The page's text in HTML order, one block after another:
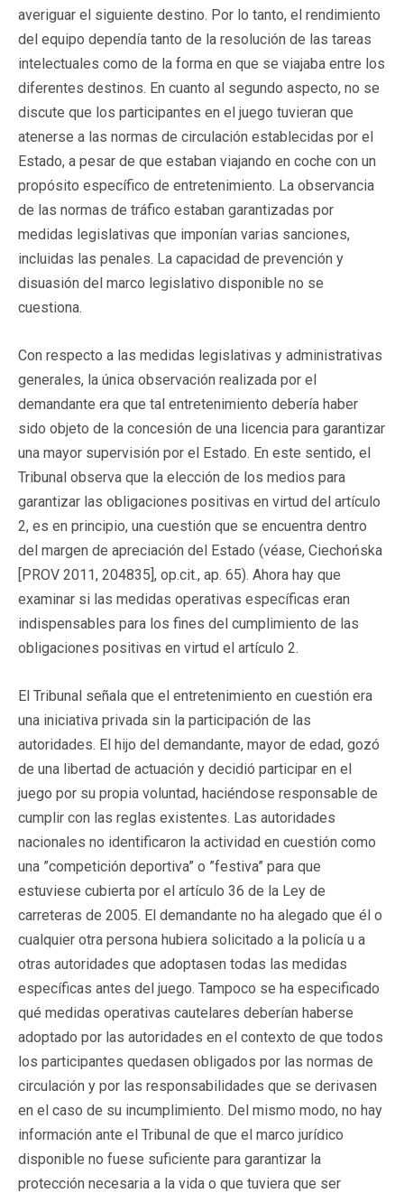
averiguar el siguiente destino. Por lo tanto, el rendimiento
del equipo dependía tanto de la resolución de las tareas
intelectuales como de la forma en que se viajaba entre los
diferentes destinos. En cuanto al segundo aspecto, no se
discute que los participantes en el juego tuvieran que
atenerse a las normas de circulación establecidas por el
Estado, a pesar de que estaban viajando en coche con un
propósito específico de entretenimiento. La observancia
de las normas de tráfico estaban garantizadas por
medidas legislativas que imponían varias sanciones,
incluidas las penales. La capacidad de prevención y
disuasión del marco legislativo disponible no se
cuestiona.
Con respecto a las medidas legislativas y administrativas
generales, la única observación realizada por el
demandante era que tal entretenimiento debería haber
sido objeto de la concesión de una licencia para garantizar
una mayor supervisión por el Estado. En este sentido, el
Tribunal observa que la elección de los medios para
garantizar las obligaciones positivas en virtud del artículo
2, es en principio, una cuestión que se encuentra dentro
del margen de apreciación del Estado (véase, Ciechońska
[PROV 2011, 204835], op.cit., ap. 65). Ahora hay que
examinar si las medidas operativas específicas eran
indispensables para los fines del cumplimiento de las
obligaciones positivas en virtud el artículo 2.
El Tribunal señala que el entretenimiento en cuestión era
una iniciativa privada sin la participación de las
autoridades. El hijo del demandante, mayor de edad, gozó
de una libertad de actuación y decidió participar en el
juego por su propia voluntad, haciéndose responsable de
cumplir con las reglas existentes. Las autoridades
nacionales no identificaron la actividad en cuestión como
una ”competición deportiva” o ”festiva” para que
estuviese cubierta por el artículo 36 de la Ley de
carreteras de 2005. El demandante no ha alegado que él o
cualquier otra persona hubiera solicitado a la policía u a
otras autoridades que adoptasen todas las medidas
específicas antes del juego. Tampoco se ha especificado
qué medidas operativas cautelares deberían haberse
adoptado por las autoridades en el contexto de que todos
los participantes quedasen obligados por las normas de
circulación y por las responsabilidades que se derivasen
en el caso de su incumplimiento. Del mismo modo, no hay
información ante el Tribunal de que el marco jurídico
disponible no fuese suficiente para garantizar la
protección necesaria a la vida o que tuviera que ser